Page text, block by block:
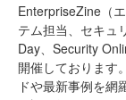
EnterpriseZine（
テム担当、セキュ
Day、Security
開催しております
ドや最新事例を網